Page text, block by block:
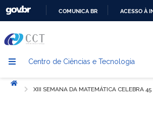
CONTEÚDO
COMUNICA BR ACESSO À
Centro de Ciências e Tecnologia
Início
XIII SEMANA DA MATEMÁTICA CELEBRA